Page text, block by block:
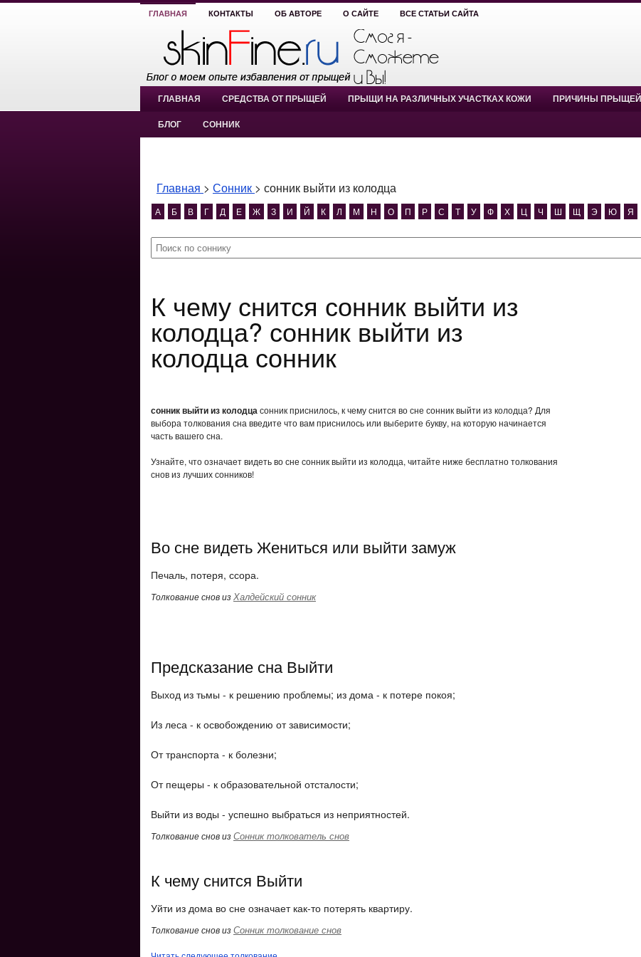
ГЛАВНАЯ КОНТАКТЫ ОБ АВТОРЕ О САЙТЕ ВСЕ СТАТЬИ САЙТА
ГЛАВНАЯ СРЕДСТВА ОТ ПРЫЩЕЙ ПРЫЩИ НА РАЗЛИЧНЫХ УЧАСТКАХ КОЖИ ПРИЧИНЫ ПРЫЩЕЙ
БЛОГ СОННИК
Главная > Сонник > сонник выйти из колодца
А Б В Г Д Е Ж З И Й К Л М Н О П Р С Т У Ф Х Ц Ч Ш Щ Э Ю Я
К чему снится сонник выйти из
колодца? сонник выйти из
колодца сонник
сонник выйти из колодцасонник приснилось, к чему снится во сне сонник выйти из колодца? Для
выбора толкования сна введите что вам приснилось или выберите букву, на которую начинается
часть вашего сна.
Узнайте, что означает видеть во сне сонник выйти из колодца, читайте ниже бесплатно толкования
снов из лучших сонников!
Во сне видеть Жениться или выйти замуж
Печаль, потеря, ссора.
Толкование снов изХалдейский сонник
Предсказание сна Выйти
Выход из тьмы - к решению проблемы; из дома - к потере покоя;
Из леса - к освобождению от зависимости;
От транспорта - к болезни;
От пещеры - к образовательной отсталости;
Выйти из воды - успешно выбраться из неприятностей.
Толкование снов изСонник толкователь снов
К чему снится Выйти
Уйти из дома во сне означает как-то потерять квартиру.
Толкование снов изСонник толкование снов